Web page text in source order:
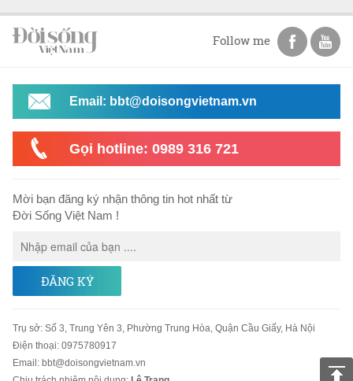
Follow me
Email: bbt@doisongvietnam.vn
Gọi hotline: 0989 316 721
Mời bạn đăng ký nhận thông tin hot nhất từ
Đời Sống Việt Nam !
ĐĂNG KÝ
Trụ sở: Số 3, Trung Yên 3, Phường Trung Hòa, Quận Cầu Giấy, Hà Nội
Điện thoại: 0975780917
Email: bbt@doisongvietnam.vn